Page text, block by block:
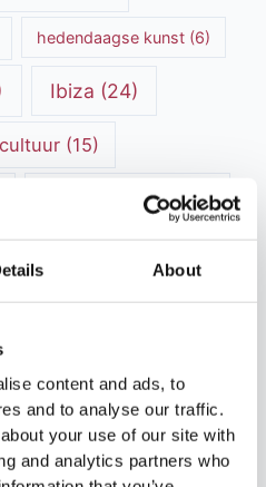
About
content and ads, to
and to analyse our traffic.
your use of our site with
and analytics partners who
hedendaagse kunst(6)
Ibiza (24)
(15)
Ibiza nachtleven(12)
reistips(5)
luxe vakantie(5)
luxe villas(13)